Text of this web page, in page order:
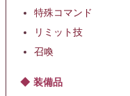
特殊コマンド
リミット技
召喚
装備品